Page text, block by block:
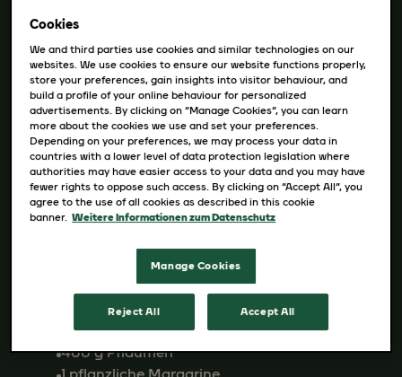
REZEPT AUSDRUCKEN
Zutaten
Teig
80 ml Mineralwasser
1 EL Apfelessig
300 ml Sojamilch
200 g Weizenmehl Type 405
30 g Zucker
1 Päckchen Vanillezucker
Kompott
400 g Pflaumen
Cookies
We and third parties use cookies and similar technologies on our
websites. We use cookies to ensure our website functions properly,
store your preferences, gain insights into visitor behaviour, and
build a profile of your online behaviour for personalized
advertisements. By clicking on “Manage Cookies”, you can learn
more about the cookies we use and set your preferences.
Depending on your preferences, we may process your data in
countries with a lower level of data protection legislation where
authorities may have easier access to your data and you may have
fewer rights to oppose such access. By clicking on “Accept All”, you
agree to the use of all cookies as described in this cookie
banner. Weitere Informationen zum Datenschutz
Manage Cookies
Reject All Accept All